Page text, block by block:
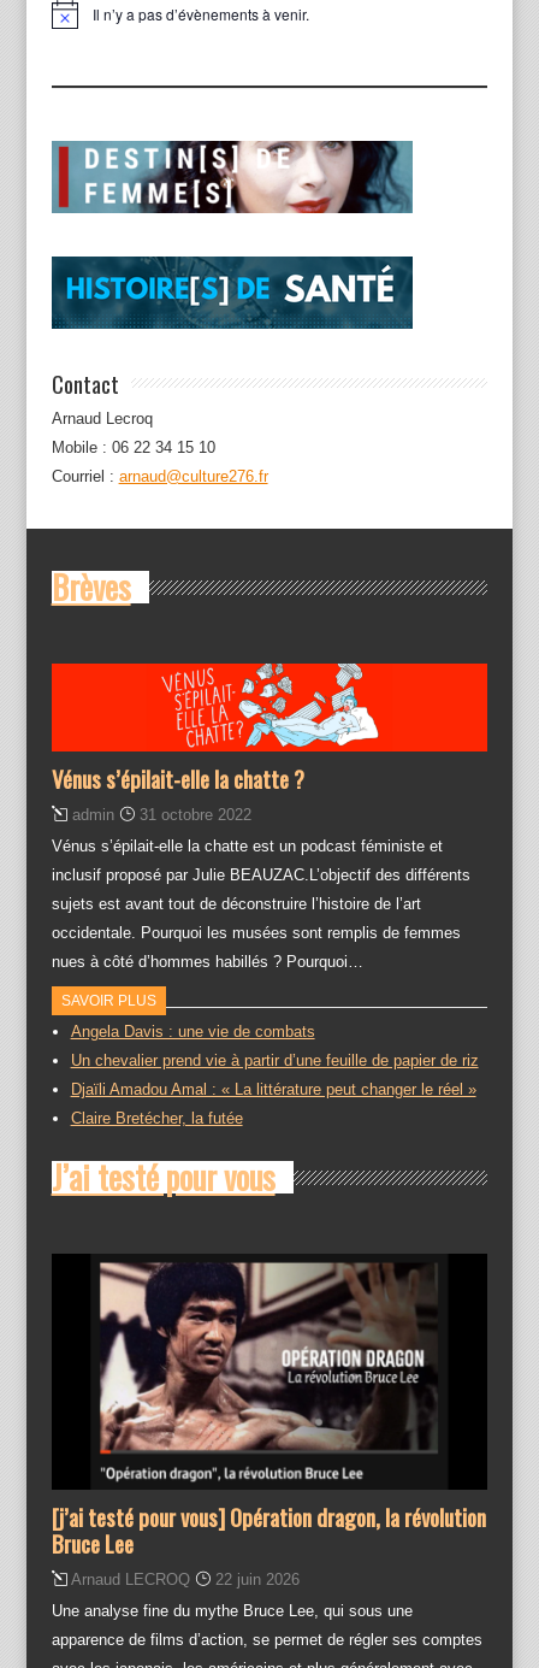
Notice Il n’y a pas d’évènements à venir.
Contact
Arnaud Lecroq
Mobile : 06 22 34 15 10
Courriel : arnaud@culture276.fr
Brèves
Vénus s’épilait-elle la chatte ?
admin
31 octobre 2022
Vénus s’épilait-elle la chatte est un podcast féministe et
inclusif proposé par Julie BEAUZAC.L’objectif des différents
sujets est avant tout de déconstruire l’histoire de l’art
occidentale. Pourquoi les musées sont remplis de femmes
nues à côté d’hommes habillés ? Pourquoi…
SAVOIR PLUS
Angela Davis : une vie de combats
Un chevalier prend vie à partir d’une feuille de papier de riz
Djaïli Amadou Amal : « La littérature peut changer le réel »
Claire Bretécher, la futée
J’ai testé pour vous
[j’ai testé pour vous] Opération dragon, la révolution
Bruce Lee
Arnaud LECROQ
22 juin 2026
Une analyse fine du mythe Bruce Lee, qui sous une
apparence de films d’action, se permet de régler ses comptes